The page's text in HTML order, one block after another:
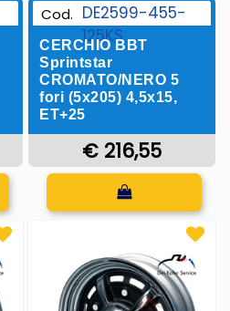
Cod. DE2599-455-
125KS
CERCHIO BBT
Sprintstar
CROMATO/NERO 5
fori (5x205) 4,5x15,
ET+25
€ 216,55
Quantità